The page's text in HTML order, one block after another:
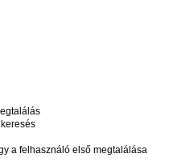
a felhasználó első megtalálása